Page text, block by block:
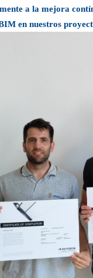
a la mejora
en nuestros